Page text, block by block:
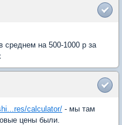
среднем на 500-1000 р за
calculator/ - мы там
цены были.